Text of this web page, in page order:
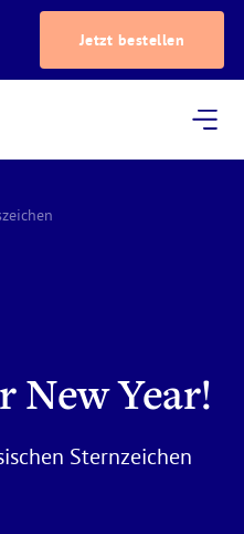
Jetzt bestellen
New Year!
Sternzeichen